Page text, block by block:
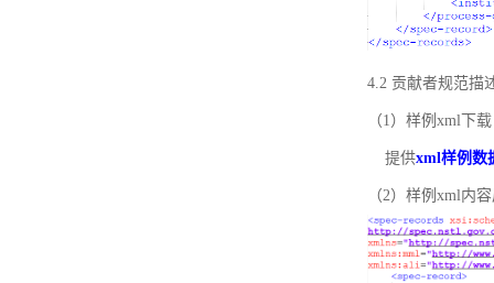
4.2 贡献者规范描
（1）样例xml下载
提供xml样例数
（2）样例xml内